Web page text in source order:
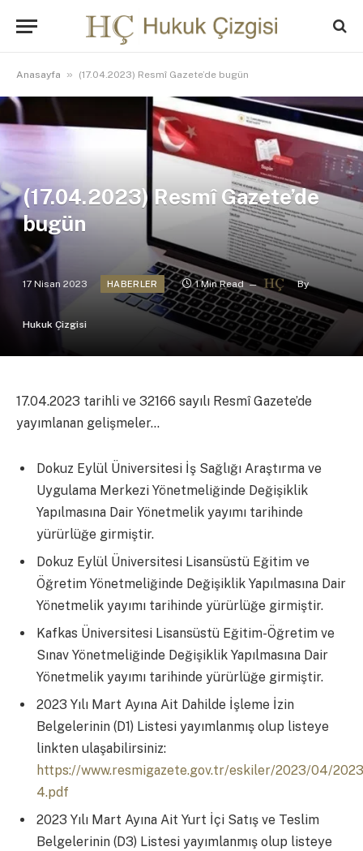
Anasayfa » (17.04.2023) Resmî Gazete’de bugün
(17.04.2023) Resmî Gazete’de
bugün
17 Nisan 2023 HABERLER 1 Min Read By
Hukuk Çizgisi
17.04.2023 tarihli ve 32166 sayılı Resmî Gazete’de
yayımlanan gelişmeler…
Dokuz Eylül Üniversitesi İş Sağlığı Araştırma ve
Uygulama Merkezi Yönetmeliğinde Değişiklik
Yapılmasına Dair Yönetmelik yayımı tarihinde
yürürlüğe girmiştir.
Dokuz Eylül Üniversitesi Lisansüstü Eğitim ve
Öğretim Yönetmeliğinde Değişiklik Yapılmasına Dair
Yönetmelik yayımı tarihinde yürürlüğe girmiştir.
Kafkas Üniversitesi Lisansüstü Eğitim-Öğretim ve
Sınav Yönetmeliğinde Değişiklik Yapılmasına Dair
Yönetmelik yayımı tarihinde yürürlüğe girmiştir.
2023 Yılı Mart Ayına Ait Dahilde İşleme İzin
Belgelerinin (D1) Listesi yayımlanmış olup listeye
linkten ulaşabilirsiniz:
https://www.resmigazete.gov.tr/eskiler/2023/04/
4.pdf
2023 Yılı Mart Ayına Ait Yurt İçi Satış ve Teslim
Belgelerinin (D3) Listesi yayımlanmış olup listeye